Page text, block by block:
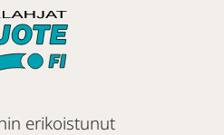
erikoistunut